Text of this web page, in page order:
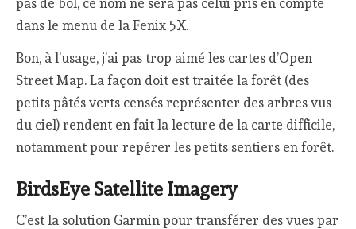
pas de bol, ce nom ne sera pas celui pris en compte
dans le menu de la Fenix 5X.
Bon, à l’usage, j’ai pas trop aimé les cartes d’Open
Street Map. La façon doit est traitée la forêt (des
petits pâtés verts censés représenter des arbres vus
du ciel) rendent en fait la lecture de la carte difficile,
notamment pour repérer les petits sentiers en forêt.
BirdsEye Satellite Imagery
C’est la solution Garmin pour transférer des vues par